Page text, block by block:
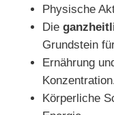
Physische
Die
Grundstein
Ernährung
Körperliche